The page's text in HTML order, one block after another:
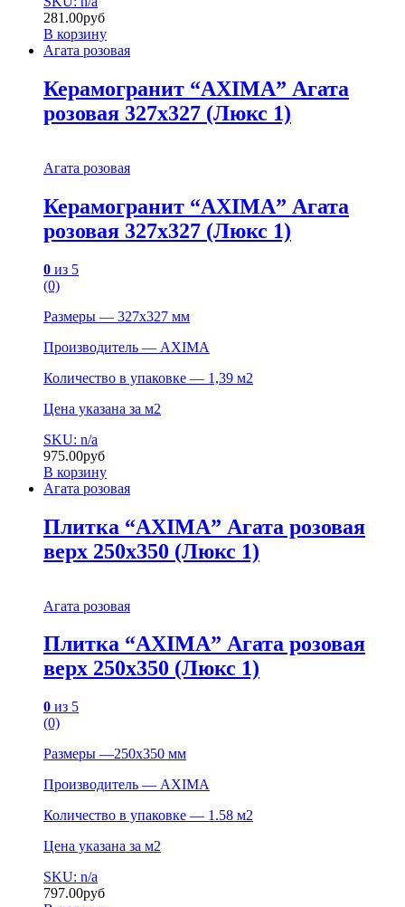
281.00руб
В корзину
Агата розовая
Керамогранит “AXIMA” Агата
розовая 327х327 (Люкс 1)
Агата розовая
Керамогранит “AXIMA” Агата
розовая 327х327 (Люкс 1)
0 из 5
(0)
Размеры — 327х327 мм
Производитель — AXIMA
Количество в упаковке — 1,39 м2
Цена указана за м2
SKU: n/a
975.00руб
В корзину
Агата розовая
Плитка “AXIMA” Агата розовая
верх 250х350 (Люкс 1)
Агата розовая
Плитка “AXIMA” Агата розовая
верх 250х350 (Люкс 1)
0 из 5
(0)
Размеры —250х350 мм
Производитель — AXIMA
Количество в упаковке — 1.58 м2
Цена указана за м2
SKU: n/a
797.00руб